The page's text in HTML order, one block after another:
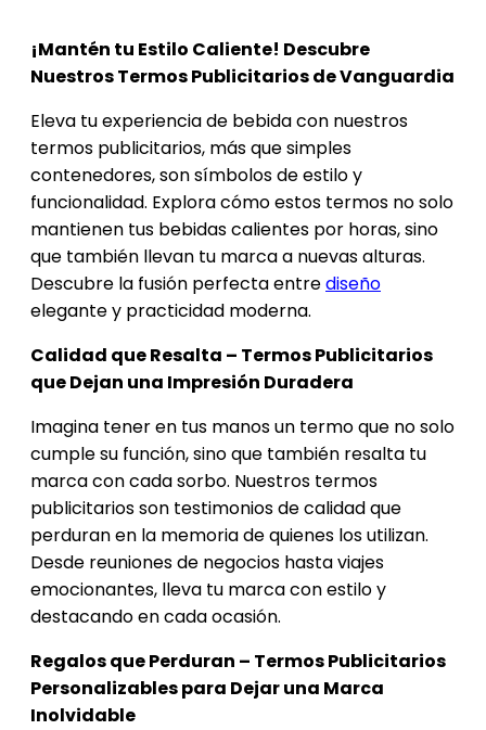
¡Mantén tu Estilo Caliente! Descubre
Nuestros Termos Publicitarios de Vanguardia
Eleva tu experiencia de bebida con nuestros
termos publicitarios, más que simples
contenedores, son símbolos de estilo y
funcionalidad. Explora cómo estos termos no solo
mantienen tus bebidas calientes por horas, sino
que también llevan tu marca a nuevas alturas.
Descubre la fusión perfecta entrediseño
elegante y practicidad moderna.
Calidad que Resalta – Termos Publicitarios
que Dejan una Impresión Duradera
Imagina tener en tus manos un termo que no solo
cumple su función, sino que también resalta tu
marca con cada sorbo. Nuestros termos
publicitarios son testimonios de calidad que
perduran en la memoria de quienes los utilizan.
Desde reuniones de negocios hasta viajes
emocionantes, lleva tu marca con estilo y
destacando en cada ocasión.
Regalos que Perduran – Termos Publicitarios
Personalizables para Dejar una Marca
Inolvidable